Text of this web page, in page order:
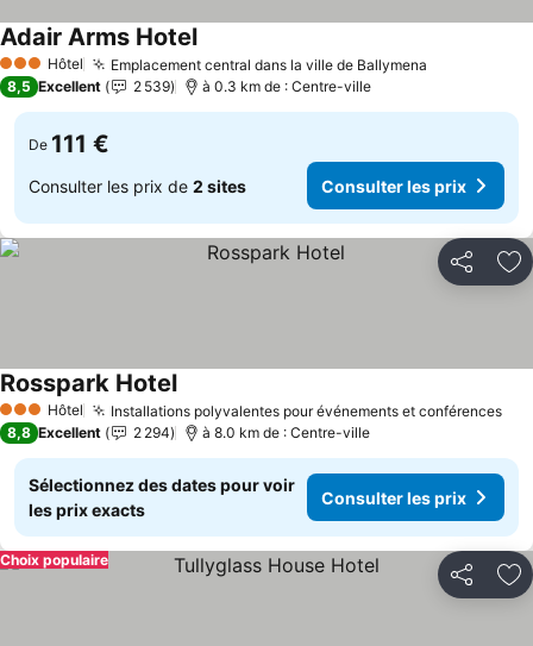
3 ÉtoilesHôtel Emplacement central dans la ville de Ballymena
Adair Arms Hotel
8,5 Excellent 2 539 à 0.3 km de : Centre-ville
De 111 €
Consulter les prix de 2 sites Consulter les prix
Partager
3 ÉtoilesHôtel Installations polyvalentes pour événements et conférences
Rosspark Hotel
8,8 Excellent 2 294 à 8.0 km de : Centre-ville
Sélectionnez des dates pour voir
les prix exacts
Consulter les prix
Partager
Choix populaire